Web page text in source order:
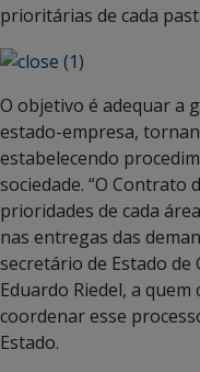
prioritárias de cada
O objetivo é adequar a
estado-empresa,
estabelecendo
sociedade. “O Contrato
prioridades de cada
nas entregas das
secretário de Estado de
Eduardo Riedel, a
coordenar esse
Estado.